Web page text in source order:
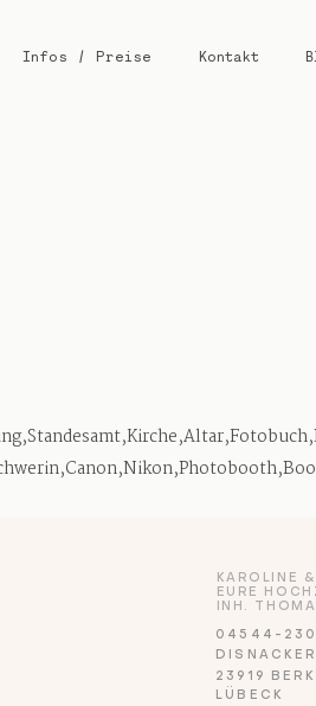
Infos / Preise Kontakt
KAROLINE
EURE
INH.
04544-
23919
LÜBECK